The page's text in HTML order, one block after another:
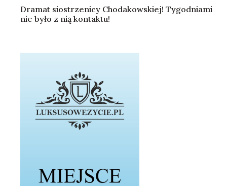
Dramat siostrzenicy Chodakowskiej! Tygodniami
nie było z nią kontaktu!